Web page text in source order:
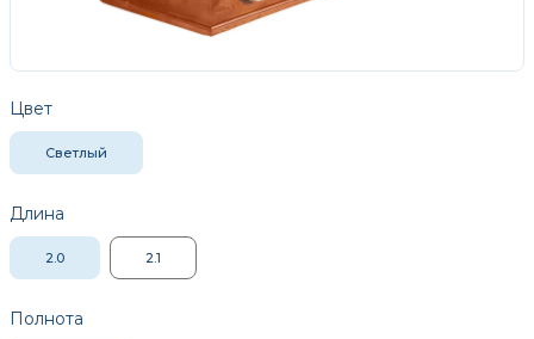
Цвет
Светлый
Длина
2.0 2.1
Полнота